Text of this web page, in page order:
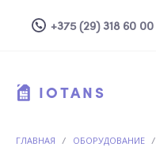
+375 (29) 318 60 00
IOTANS
ГЛАВНАЯ / ОБОРУДОВАНИЕ /